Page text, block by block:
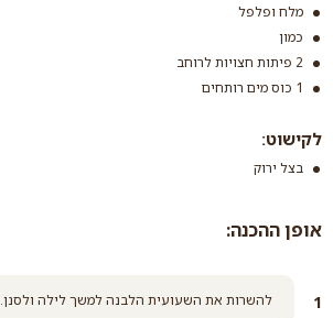
מלח ופלפל
כמון
2 פיתות חצויות לרוחב
1 כוס מים רותחים
לקישוט:
בצל ירוק
אופן ההכנה:
להשרות את השעועית הלבנה למשך לילה ולסנן.